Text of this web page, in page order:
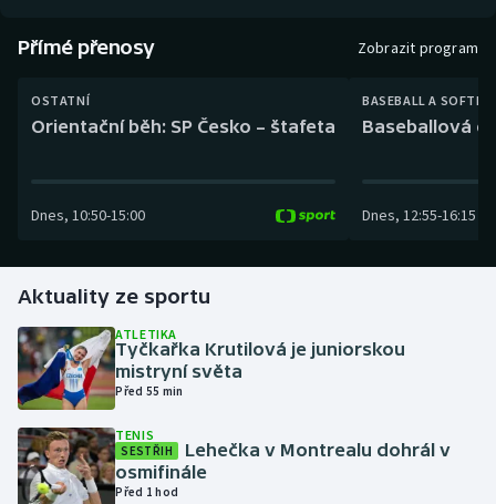
Curling
Florbal
Golf
Gymnastika
Házená
Jezdectví
Přímé přenosy Zobrazit program
OSTATNÍ
Orientační běh: SP Česko – štafeta
Dnes, 10:50-15:00
BASEBALL A
Baseballová
Dnes, 12:55-16:15
Aktuality ze sportu
ATLETIKA
Tyčkařka Krutilová je juniorskou
mistryní světa
Před 55 min
TENIS
SESTŘIH
Lehečka v Montrealu dohrál v
osmifinále
Před 1 hod